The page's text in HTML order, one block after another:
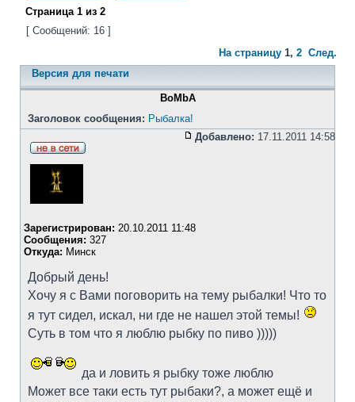
Страница 1 из 2
[ Сообщений: 16 ]
На страницу 1, 2 След.
Версия для печати
BoMbA
Заголовок сообщения: Рыбалка!
Добавлено: 17.11.2011 14:58
Зарегистрирован: 20.10.2011 11:48
Сообщения: 327
Откуда: Минск
Добрый день!
Хочу я с Вами поговорить на тему рыбалки! Что то
я тут сидел, искал, ни где не нашел этой темы!
Суть в том что я люблю рыбку по пиво )))))
да и ловить я рыбку тоже люблю
Может все таки есть тут рыбаки?, а может ещё и